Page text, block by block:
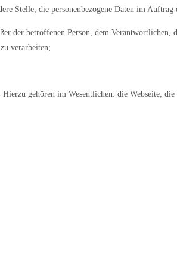
Stelle, die personenbezogene Daten im
der betroffenen Person, dem
verarbeiten;
gehören im Wesentlichen: die Webseite,